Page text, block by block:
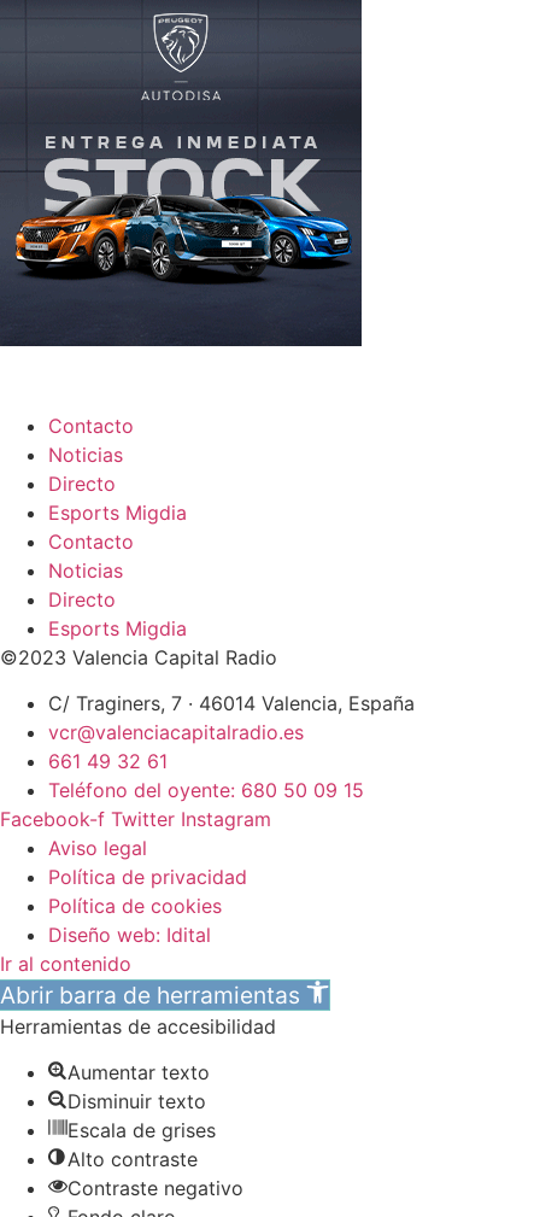
Contacto
Noticias
Directo
Esports Migdia
Contacto
Noticias
Directo
Esports Migdia
©2023 Valencia Capital Radio
C/ Traginers, 7 · 46014 Valencia, España
vcr@valenciacapitalradio.es
661 49 32 61
Teléfono del oyente: 680 50 09 15
Facebook-f Twitter Instagram
Aviso legal
Política de privacidad
Política de cookies
Diseño web: Idital
Ir al contenido
Abrir barra de herramientas
Herramientas de accesibilidad
Aumentar texto
Disminuir texto
Escala de grises
Alto contraste
Contraste negativo